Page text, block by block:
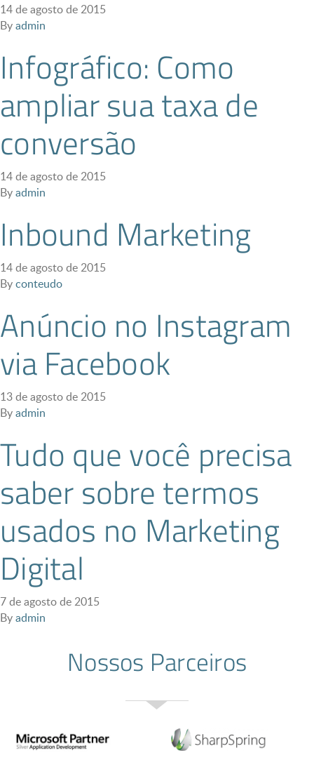
14 de agosto de 2015
Byadmin
Infográfico: Como
ampliar sua taxa de
conversão
14 de agosto de 2015
Byadmin
Inbound Marketing
14 de agosto de 2015
Byconteudo
Anúncio no Instagram
via Facebook
13 de agosto de 2015
Byadmin
Tudo que você precisa
saber sobre termos
usados no Marketing
Digital
7 de agosto de 2015
Byadmin
Nossos Parceiros